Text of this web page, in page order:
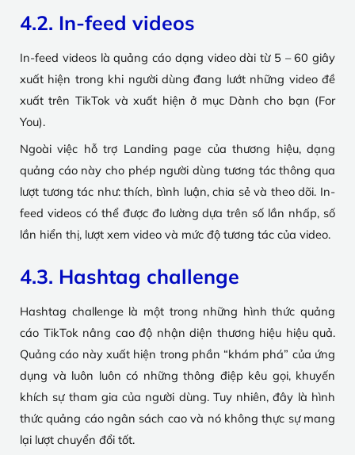
4.2. In-feed videos
In-feed videos là quảng cáo dạng video dài từ 5 – 60 giây
xuất hiện trong khi người dùng đang lướt những video đề
xuất trên TikTok và xuất hiện ở mục Dành cho bạn (For
You).
Ngoài việc hỗ trợ Landing page của thương hiệu, dạng
quảng cáo này cho phép người dùng tương tác thông qua
lượt tương tác như: thích, bình luận, chia sẻ và theo dõi. In-
feed videos có thể được đo lường dựa trên số lần nhấp, số
lần hiển thị, lượt xem video và mức độ tương tác của video.
4.3. Hashtag challenge
Hashtag challenge là một trong những hình thức quảng
cáo TikTok nâng cao độ nhận diện thương hiệu hiệu quả.
Quảng cáo này xuất hiện trong phần “khám phá” của ứng
dụng và luôn luôn có những thông điệp kêu gọi, khuyến
khích sự tham gia của người dùng. Tuy nhiên, đây là hình
thức quảng cáo ngân sách cao và nó không thực sự mang
lại lượt chuyển đổi tốt.